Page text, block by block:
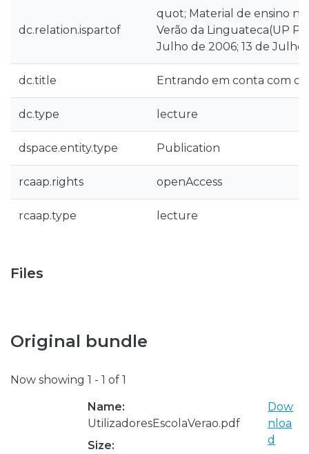
dc.relation.ispartof
quot; Material de ensino na
Verão da Linguateca(UP
Julho de 2006; 13 de Julho
dc.title Entrando em conta com
dc.type lecture
dspace.entity.type Publication
rcaap.rights openAccess
rcaap.type lecture
Files
Original bundle
Now showing 1 - 1 of 1
Name:
UtilizadoresEscolaVerao.pdf
Size:
Dow
nloa
d